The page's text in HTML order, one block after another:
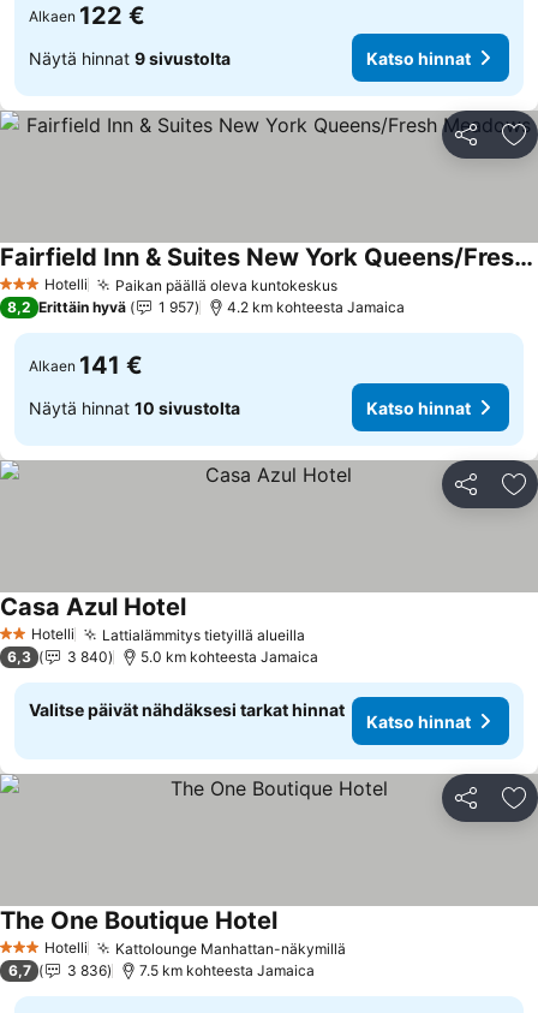
Alkaen 122 €
Näytä hinnat 9 sivustolta Katso hinnat
Jaa
3 Tähtiluokitus
Hotelli Paikan päällä oleva kuntokeskusKatso hinnat
Fairfield Inn & Suites New York Queens/Fresh Meadows
Katso hinnat
8,2 Erittäin hyvä 1 957 4.2 km kohteesta Jamaica
Alkaen 141 €
Näytä hinnat 10 sivustolta Katso hinnat
Jaa
2 Tähtiluokitus
Hotelli Lattialämmitys tietyillä alueilla
Casa Azul HotelKatso hinnat
6,3 3 840 5.0 km kohteesta Jamaica
Valitse päivät nähdäksesi tarkat hinnat
Katso hinnat
Jaa
3 Tähtiluokitus
Hotelli Kattolounge Manhattan-näkymillä
The One Boutique HotelKatso hinnat
6,7 3 836 7.5 km kohteesta Jamaica